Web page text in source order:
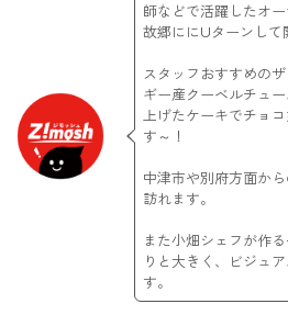
師などで活躍したオ
故郷ににUターンして
スタッフおすすめの
ギー産クーベルチュ
上げたケーキでチョ
す～！
中津市や別府方面か
訪れます。
また小畑シェフが作
りと大きく、ビジュ
す。